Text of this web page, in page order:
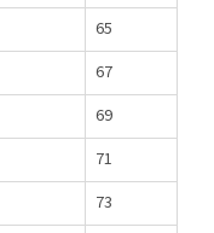
65
67
69
71
73